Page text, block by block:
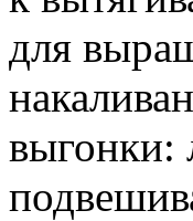
для
выгонки: